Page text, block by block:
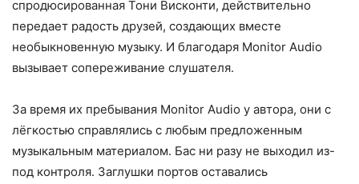
спродюсированная Тони Висконти, действительно
передает радость друзей, создающих вместе
необыкновенную музыку. И благодаря Monitor Audio
вызывает сопереживание слушателя.
За время их пребывания Monitor Audio у автора, они с
лёгкостью справлялись с любым предложенным
музыкальным материалом. Бас ни разу не выходил из-
под контроля. Заглушки портов оставались